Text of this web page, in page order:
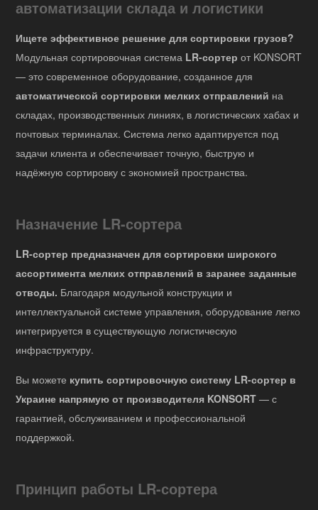
автоматизации склада и логистики
Ищете эффективное решение для сортировки грузов?
Модульная сортировочная система LR-сортер от KONSORT
— это современное оборудование, созданное для
автоматической сортировки мелких отправлений на
складах, производственных линиях, в логистических хабах и
почтовых терминалах. Система легко адаптируется под
задачи клиента и обеспечивает точную, быструю и
надёжную сортировку с экономией пространства.
Назначение LR-сортера
LR-сортер предназначен для сортировки широкого
ассортимента мелких отправлений в заранее заданные
отводы. Благодаря модульной конструкции и
интеллектуальной системе управления, оборудование легко
интегрируется в существующую логистическую
инфраструктуру.
Вы можете купить сортировочную систему LR-сортер в
Украине напрямую от производителя KONSORT — с
гарантией, обслуживанием и профессиональной
поддержкой.
Принцип работы LR-сортера